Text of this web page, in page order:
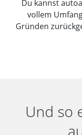
Du kannst
vollem
Gründen
Und so